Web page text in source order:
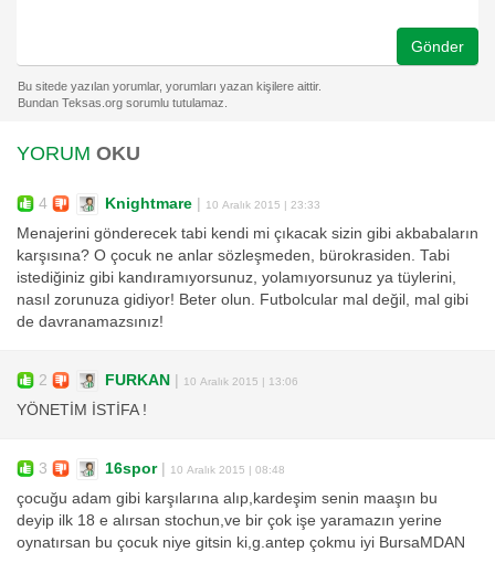
Gönder
YORUM OKU
4 Knightmare 10 Aralık 2015 | 23:33
Menajerini gönderecek tabi kendi mi çıkacak sizin gibi akbabaların
karşısına? O çocuk ne anlar sözleşmeden, bürokrasiden. Tabi
istediğiniz gibi kandıramıyorsunuz, yolamıyorsunuz ya tüylerini,
nasıl zorunuza gidiyor! Beter olun. Futbolcular mal değil, mal gibi
de davranamazsınız!
2 FURKAN 10 Aralık 2015 | 13:06
YÖNETİM İSTİFA !
3 16spor| 10 Aralık 2015 | 08:48
çocuğu adam gibi karşılarına alıp,kardeşim senin maaşın bu
deyip ilk 18 e alırsan stochun,ve bir çok işe yaramazın yerine
oynatırsan bu çocuk niye gitsin ki,g.antep çokmu iyi BursaMDAN